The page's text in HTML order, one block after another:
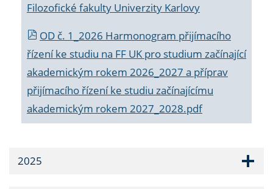
Filozofické fakulty Univerzity Karlovy
OD č. 1_2026 Harmonogram přijímacího
řízení ke studiu na FF UK pro studium začínající
akademickým rokem 2026_2027 a příprav
přijímacího řízení ke studiu začínajícímu
akademickým rokem 2027_2028.pdf
2025